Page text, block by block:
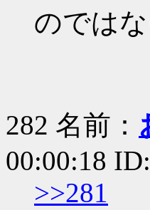
のでは
282 名前：
00:00:18
>>281